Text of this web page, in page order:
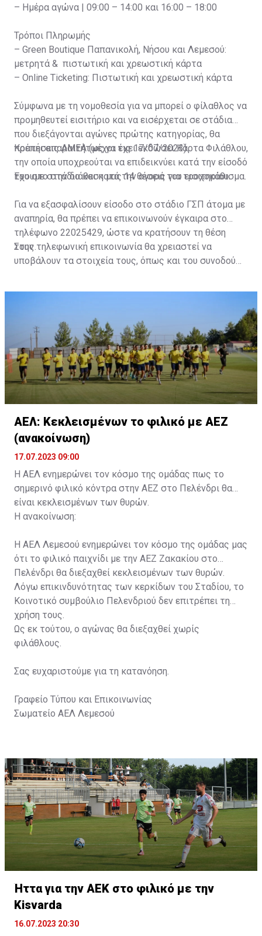
– Ημέρα αγώνα | 09:00 – 14:00 και 16:00 – 18:00
Τρόποι Πληρωμής
– Green Boutique Παπανικολή, Νήσου και Λεμεσού:
μετρητά & πιστωτική και χρεωστική κάρτα
– Online Ticketing: Πιστωτική και χρεωστική κάρτα
Σύμφωνα με τη νομοθεσία για να μπορεί ο φίλαθλος να
προμηθευτεί εισιτήριο και να εισέρχεται σε στάδια
που διεξάγονται αγώνες πρώτης κατηγορίας, θα
πρέπει απαραιτήτως να έχει εκδώσει Κάρτα Φιλάθλου,
την οποία υποχρεούται να επιδεικνύει κατά την είσοδό
του στο στάδιο και κατά την αγορά του εισιτηρίου.
Κρατήσεις ΑΜΕΑ (μέχρι τις 17/07/2023)
Έχουμε στην διάθεση μας 14 θέσεις για τροχοκάθισμα.
Για να εξασφαλίσουν είσοδο στο στάδιο ΓΣΠ άτομα με
αναπηρία, θα πρέπει να επικοινωνούν έγκαιρα στο
τηλέφωνο 22025429, ώστε να κρατήσουν τη θέση
τους.
Στην τηλεφωνική επικοινωνία θα χρειαστεί να
υποβάλουν τα στοιχεία τους, όπως και του συνοδού
ονοματεπώνυμο, αριθμός πινακίδας αυτοκινήτου,
ΑΕΛ: Κεκλεισμένων το φιλικό με ΑΕΖ
(ανακοίνωση)
17.07.2023 09:00
Η ΑΕΛ ενημερώνει τον κόσμο της ομάδας πως το
σημερινό φιλικό κόντρα στην ΑΕΖ στο Πελένδρι θα
είναι κεκλεισμένων των θυρών.
Η ανακοίνωση:
Η ΑΕΛ Λεμεσού ενημερώνει τον κόσμο της ομάδας μας
ότι το φιλικό παιχνίδι με την ΑΕΖ Ζακακίου στο
Πελένδρι θα διεξαχθεί κεκλεισμένων των θυρών.
Λόγω επικινδυνότητας των κερκίδων του Σταδίου, το
Κοινοτικό συμβούλιο Πελενδριού δεν επιτρέπει τη
χρήση τους.
Ως εκ τούτου, ο αγώνας θα διεξαχθεί χωρίς
φιλάθλους.
Σας ευχαριστούμε για τη κατανόηση.
Γραφείο Τύπου και Επικοινωνίας
Σωματείο ΑΕΛ Λεμεσού
Ήττα για την ΑΕΚ στο φιλικό με την
Kisvarda
16.07.2023 20:30